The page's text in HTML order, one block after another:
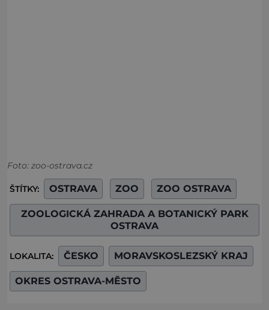
Foto: zoo-ostrava.cz
ŠTÍTKY: OSTRAVA ZOO ZOO OSTRAVA
ZOOLOGICKÁ ZAHRADA A BOTANICKÝ PARK
OSTRAVA
LOKALITA: ČESKO MORAVSKOSLEZSKÝ KRAJ
OKRES OSTRAVA-MĚSTO